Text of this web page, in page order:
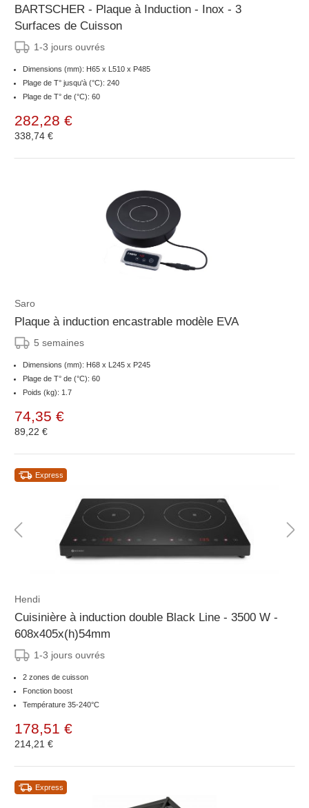
BARTSCHER - Plaque à Induction - Inox - 3
Surfaces de Cuisson
1-3 jours ouvrés
Dimensions (mm): H65 x L510 x P485
Plage de T° jusqu'à (°C): 240
Plage de T° de (°C): 60
282,28 €
338,74 €
Saro
Plaque à induction encastrable modèle EVA
5 semaines
Dimensions (mm): H68 x L245 x P245
Plage de T° de (°C): 60
Poids (kg): 1.7
74,35 €
89,22 €
Express
Hendi
Cuisinière à induction double Black Line - 3500 W -
608x405x(h)54mm
1-3 jours ouvrés
2 zones de cuisson
Fonction boost
Température 35-240°C
178,51 €
214,21 €
Express